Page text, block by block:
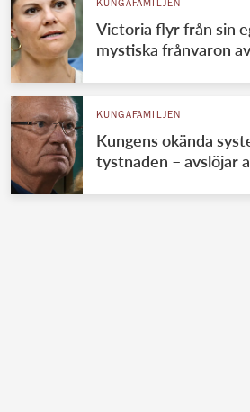
KUNGAFAMILJEN
Victoria flyr från sin
mystiska frånvaron
KUNGAFAMILJEN
Kungens okända
tystnaden – avslöjar